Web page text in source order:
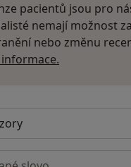
pacientů jsou pro
nemají možnost
nebo změnu